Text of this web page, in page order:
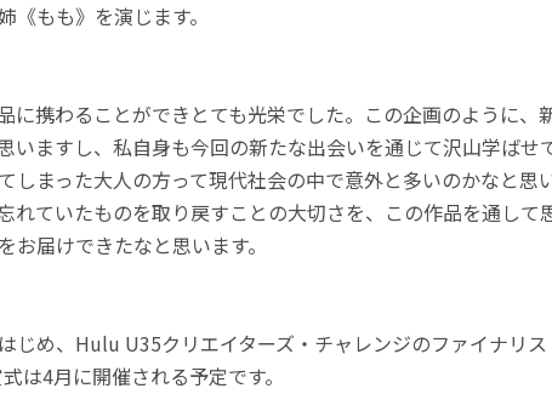
もも》を演じます。
に携わることができとても光栄でした。この企画のように、
いますし、私自身も今回の新たな出会いを通じて沢山学ばせ
しまった大人の方って現代社会の中で意外と多いのかなと思
れていたものを取り戻すことの大切さを、この作品を通して
届けできたなと思います。
じめ、Hulu U35クリエイターズ・チャレンジのファイナリ
は4月に開催される予定です。